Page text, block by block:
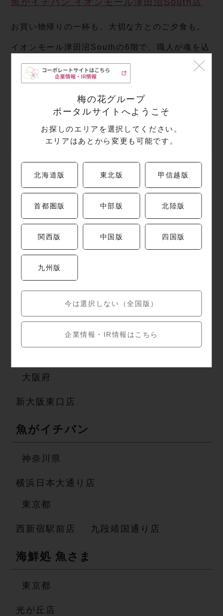
梅の花グループ
ポータルサイトへようこそ
お探しのエリアを選択してください。
エリアはあとから変更も可能です。
北海道版 東北版 甲信越版
首都圏版 中部版 北陸版
関西版 中国版 四国版
九州版
今は選択しない（全国版）
企業情報・IR情報はこちら
魚がイチバン イオンモール津田沼South店
お買い物帰りの一杯も、大切な方とのご夕食も。
イオンモール津田沼Southの6階で、職人が魂を込
めて仕立てるお通しと共に、皆様のご来店を心よ
りお待ちしております。
ご来店“予約” は こ ち ら
海鮮処 さ く ら 水 産
東 京 都
銀座三
丁目店
座店
原宿竹
下口店
西日暮里
駅前店
埼 玉 県
口店
口店
大 阪 府
新大阪東口店
魚が イ チ バ ン
神 奈 川 県
横浜日本大通り店
東 京 都
西新宿駅前店 九段靖国通り店
海鮮処 魚 さ ま
東 京 都
光が丘店